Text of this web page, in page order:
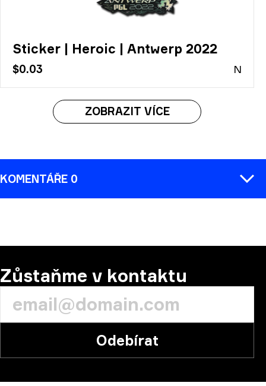
Sticker | Heroic | Antwerp 2022
$0.03 N
ZOBRAZIT VÍCE
KOMENTÁŘE 0
Zůstaňme v kontaktu
Odebírat